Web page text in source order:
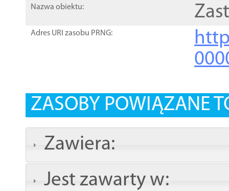
Nazwa obiektu:
Adres URI zasobu PRNG:
ZASOBY POWIĄZANE
Zawiera:
Jest zawarty w: